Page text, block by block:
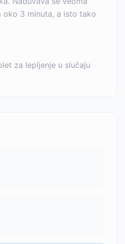
oko 3 minuta, a isto tako
za lepljenje u slučaju